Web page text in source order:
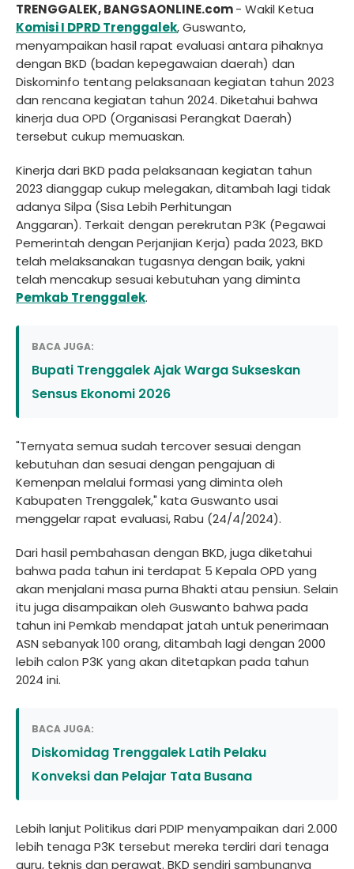
TRENGGALEK, BANGSAONLINE.com- Wakil Ketua
Komisi I DPRD Trenggalek, Guswanto,
menyampaikan hasil rapat evaluasi antara pihaknya
dengan BKD (badan kepegawaian daerah) dan
Diskominfo tentang pelaksanaan kegiatan tahun 2023
dan rencana kegiatan tahun 2024. Diketahui bahwa
kinerja dua OPD (Organisasi Perangkat Daerah)
tersebut cukup memuaskan.
Kinerja dari BKD pada pelaksanaan kegiatan tahun
2023 dianggap cukup melegakan, ditambah lagi tidak
adanya Silpa (Sisa Lebih Perhitungan
Anggaran). Terkait dengan perekrutan P3K (Pegawai
Pemerintah dengan Perjanjian Kerja) pada 2023, BKD
telah melaksanakan tugasnya dengan baik, yakni
telah mencakup sesuai kebutuhan yang diminta
Pemkab Trenggalek.
BACA JUGA:
Bupati Trenggalek Ajak Warga Sukseskan
Sensus Ekonomi 2026
"Ternyata semua sudah tercover sesuai dengan
kebutuhan dan sesuai dengan pengajuan di
Kemenpan melalui formasi yang diminta oleh
Kabupaten Trenggalek," kata Guswanto usai
menggelar rapat evaluasi, Rabu (24/4/2024).
Dari hasil pembahasan dengan BKD, juga diketahui
bahwa pada tahun ini terdapat 5 Kepala OPD yang
akan menjalani masa purna Bhakti atau pensiun. Selain
itu juga disampaikan oleh Guswanto bahwa pada
tahun ini Pemkab mendapat jatah untuk penerimaan
ASN sebanyak 100 orang, ditambah lagi dengan 2000
lebih calon P3K yang akan ditetapkan pada tahun
2024 ini.
BACA JUGA:
Diskomidag Trenggalek Latih Pelaku
Konveksi dan Pelajar Tata Busana
Lebih lanjut Politikus dari PDIP menyampaikan dari 2.000
lebih tenaga P3K tersebut mereka terdiri dari tenaga
guru, teknis dan perawat. BKD sendiri sambungnya